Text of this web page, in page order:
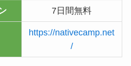
7日間無料
https://nativecamp.net
/